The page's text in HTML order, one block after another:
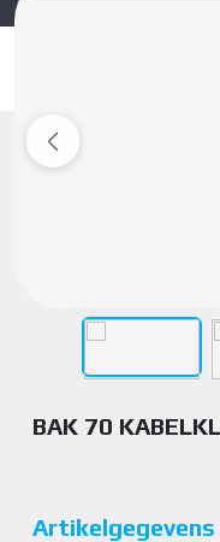
BAK 70
Artikelgegevens